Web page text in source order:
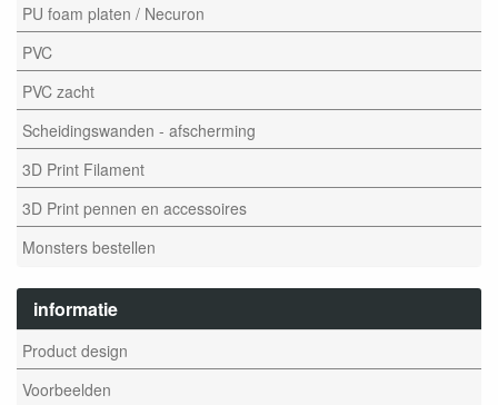
PU foam platen / Necuron
PVC
PVC zacht
Scheidingswanden - afscherming
3D Print Filament
3D Print pennen en accessoires
Monsters bestellen
informatie
Product design
Voorbeelden